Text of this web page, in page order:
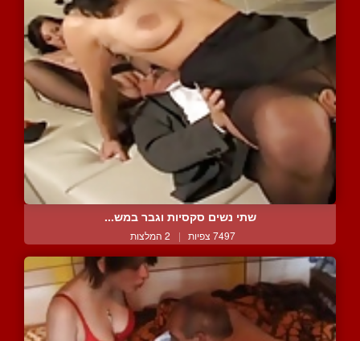
שתי נשים סקסיות וגבר במש...
7497 צפיות | 2 המלצות